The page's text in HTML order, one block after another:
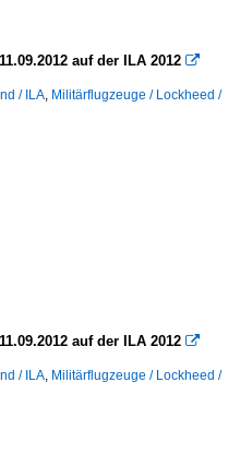
auf der ILA 2012 
/ ILA, Militärflugzeuge / Lockheed /
auf der ILA 2012 
/ ILA, Militärflugzeuge / Lockheed /